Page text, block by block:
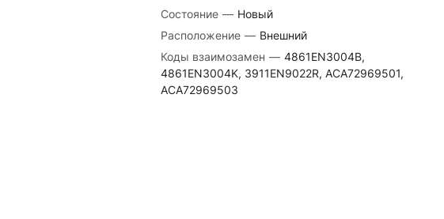
Состояние — Новый
Расположение — Внешний
Коды взаимозамен — 4861EN3004B,
4861EN3004K, 3911EN9022R, ACA72969501,
ACA72969503